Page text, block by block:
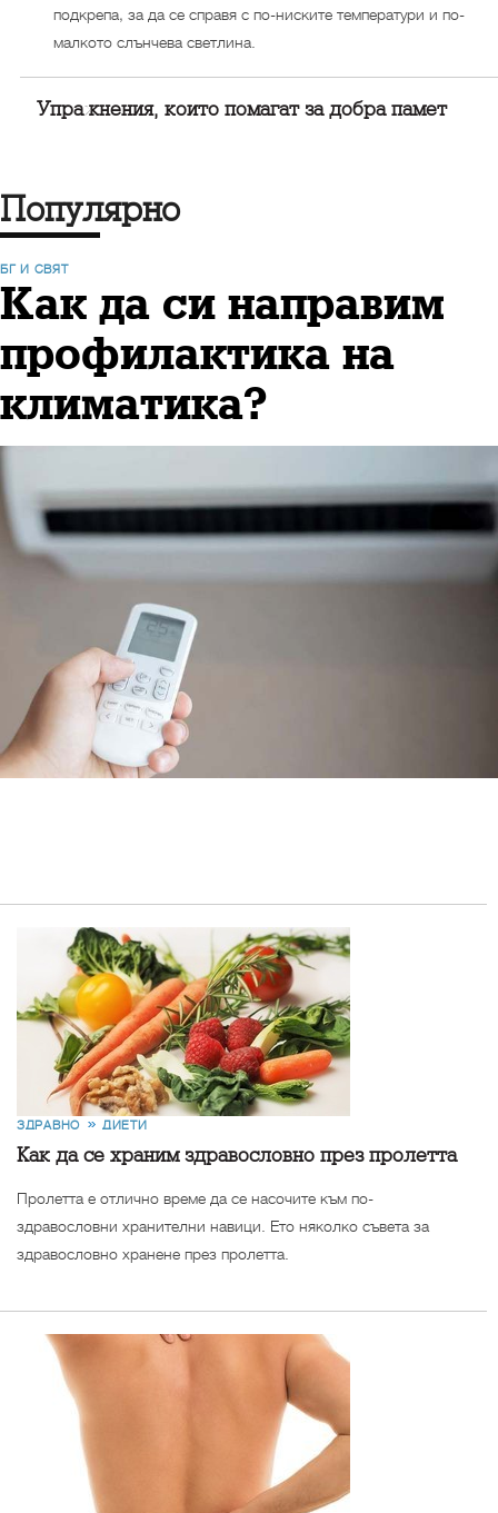
подкрепа, за да се справя с по-ниските температури и по-
малкото слънчева светлина.
Упражнения, които помагат за добра памет
Популярно
БГ И СВЯТ
Как да си направим
профилактика на
климатика?
ЗДРАВНО ДИЕТИ
Kак да се храним здравословно през пролетта
Пролетта е отлично време да се насочите към по-
здравословни хранителни навици. Ето няколко съвета за
здравословно хранене през пролетта.